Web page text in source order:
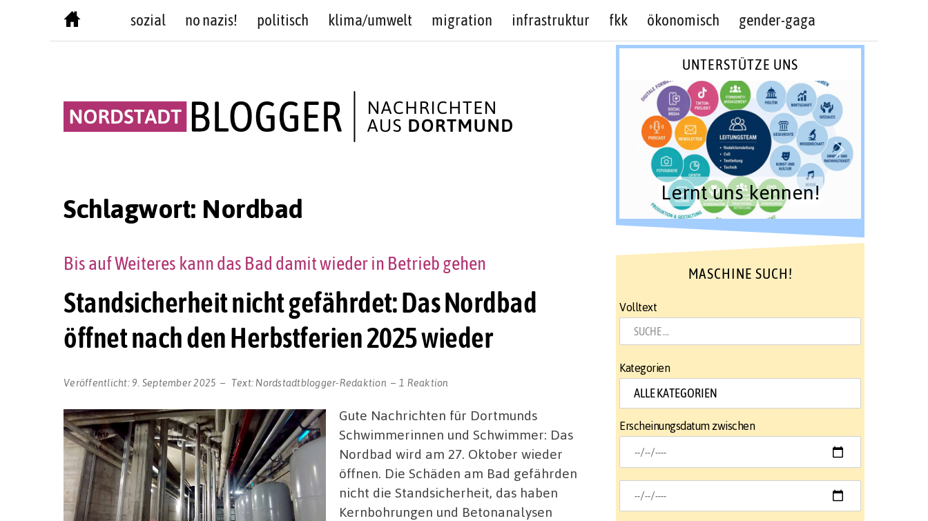
sozial no nazis! politisch klima/umwelt migration infrastruktur fkk ökonomisch gender-gaga
Schlagwort: Nordbad
Standsicherheit nicht gefährdet: Das Nordbad
öffnet nach den Herbstferien 2025 wieder
Bis auf Weiteres kann das Bad damit wieder in Betrieb gehen
Veröffentlicht: 9. September 2025 Text: Nordstadtblogger-Redaktion 1 Reaktion
Gute Nachrichten für Dortmunds
Schwimmerinnen und Schwimmer: Das
Nordbad wird am 27. Oktober wieder
öffnen. Die Schäden am Bad gefährden
nicht die Standsicherheit, das haben
Kernbohrungen und Betonanalysen
UNTERSTÜTZE UNS
Lernt uns kennen!
MASCHINE SUCH!
Volltext
Kategorien
Erscheinungsdatum zwischen